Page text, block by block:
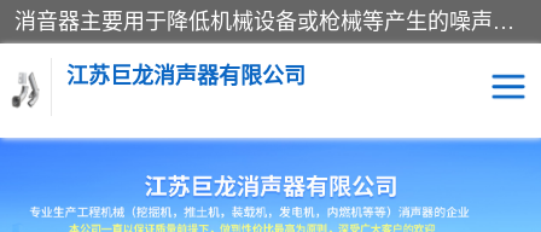
消音器主要用于降低机械设备或枪械等产生的噪声。它通过阻尼或增加排气面积来降低排气速度和功率，从而降低噪声。常见的消音器类型包括阻性消声器、抗性消声器、共振消声器以及阻抗复合式消声器等。这些消音器各有特点，适用于不同频率的噪声消除。
江苏巨龙消声器有限公司
消声器